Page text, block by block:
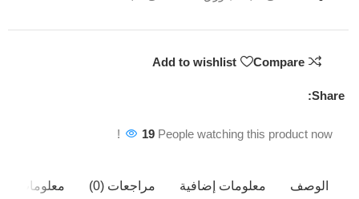
Compare
Add to wishlist
Share:
19 People watching this product now!
الوصف معلومات إضافية مراجعات (0) معلومات